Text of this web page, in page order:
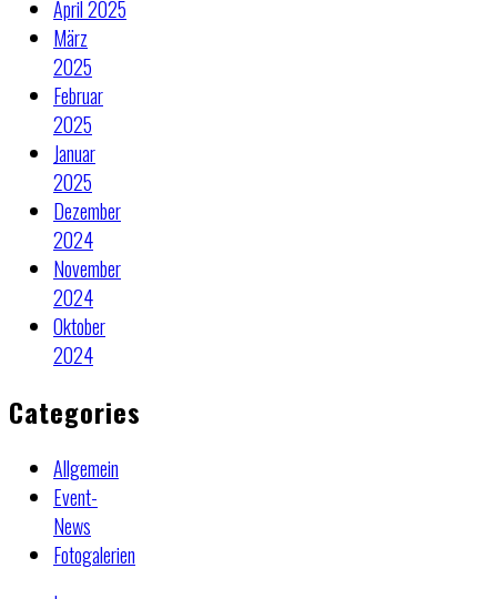
April 2025
März
2025
Februar
2025
Januar
2025
Dezember
2024
November
2024
Oktober
2024
Categories
Allgemein
Event-
News
Fotogalerien